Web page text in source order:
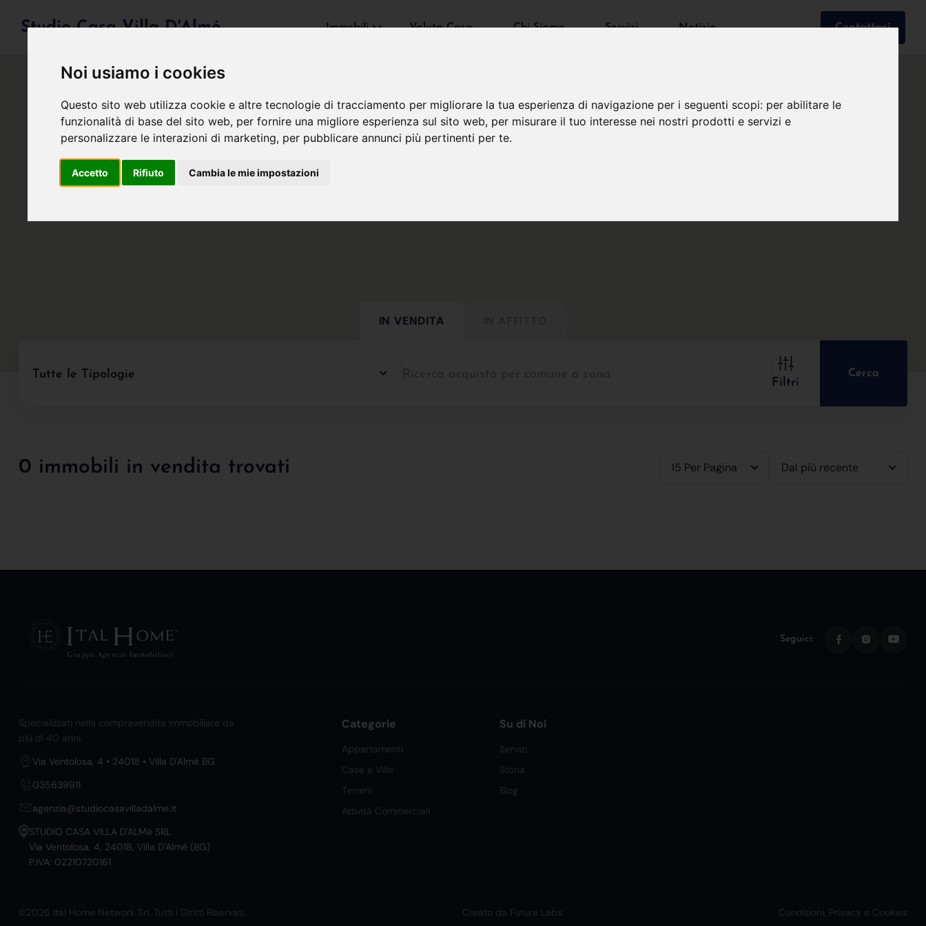
Noi usiamo i cookies
Questo sito web utilizza cookie e altre tecnologie di tracciamento per migliorare la tua esperienza di navigazione per i seguenti scopi: per abilitare le
funzionalità di base del sito web, per fornire una migliore esperienza sul sito web, per misurare il tuo interesse nei nostri prodotti e servizi e
personalizzare le interazioni di marketing, per pubblicare annunci più pertinenti per te.
Accetto Rifiuto Cambia le mie impostazioni
Studio Casa Villa D'Almé Immobili Valuta Casa Chi Siamo Servizi Notizie Contattaci
IN VENDITA
Tutte le Tipologie
Filtri
Cerca
0 immobili in vendita trovati 15 Per Pagina Dal più recente
Seguici:
Specializzati nella compravendita immobiliare da
più di 40 anni.
Via Ventolosa, 4 • 24018 • Villa D'Almè BG
035639911
agenzia@studiocasavilladalme.it
STUDIO CASA VILLA D'ALMè SRL
Via Ventolosa, 4, 24018, Villa D'Almè (BG)
P.IVA: 02210720161
Categorie
Appartamenti
Case e Ville
Terreni
Attività Commerciali
Su di Noi
Servizi
Storia
Blog
©2026 Ital Home Network Srl. Tutti i Diritti Riservati. Creato da Future Labs Condizioni, Privacy e Cookies